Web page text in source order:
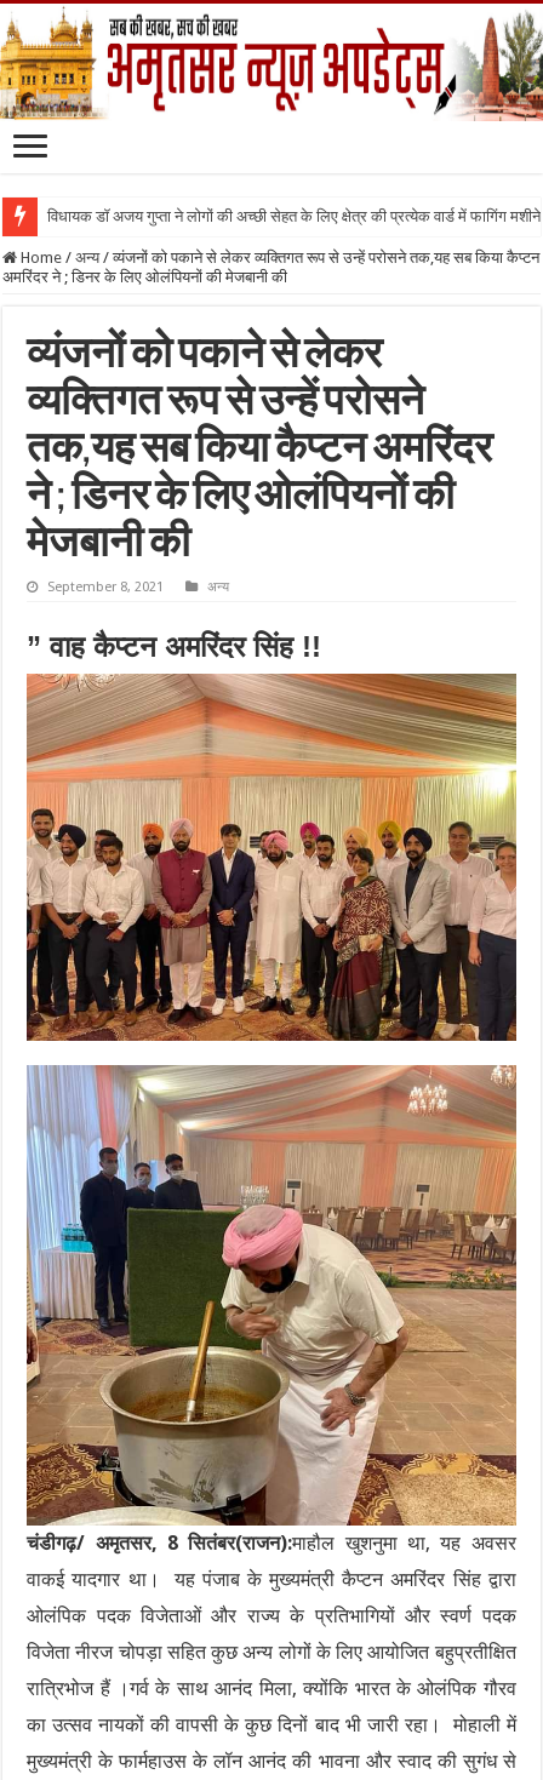
विधायक डॉ अजय गुप्ता ने लोगों की अच्छी सेहत के लिए क्षेत्र की प्रत्येक वार्ड में फागिंग मशीने
Home / अन्य / व्यंजनों को पकाने से लेकर व्यक्तिगत रूप से उन्हें परोसने तक,यह सब किया कैप्टन
अमरिंदर ने ; डिनर के लिए ओलंपियनों की मेजबानी की
व्यंजनों को पकाने से लेकर
व्यक्तिगत रूप से उन्हें परोसने
तक,यह सब किया कैप्टन अमरिंदर
ने ; डिनर के लिए ओलंपियनों की
मेजबानी की
September 8, 2021 अन्य
” वाह कैप्टन अमरिंदर सिंह !!
चंडीगढ़/ अमृतसर, 8 सितंबर(राजन):माहौल खुशनुमा था, यह अवसर
वाकई यादगार था। यह पंजाब के मुख्यमंत्री कैप्टन अमरिंदर सिंह द्वारा
ओलंपिक पदक विजेताओं और राज्य के प्रतिभागियों और स्वर्ण पदक
विजेता नीरज चोपड़ा सहित कुछ अन्य लोगों के लिए आयोजित बहुप्रतीक्षित
रात्रिभोज हैं ।गर्व के साथ आनंद मिला, क्योंकि भारत के ओलंपिक गौरव
का उत्सव नायकों की वापसी के कुछ दिनों बाद भी जारी रहा। मोहाली में
मुख्यमंत्री के फार्महाउस के लॉन आनंद की भावना और स्वाद की सुगंध से